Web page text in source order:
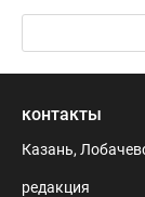
контакты
Казань,
редакция